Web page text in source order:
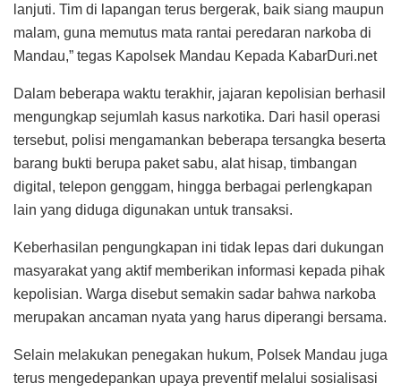
lanjuti. Tim di lapangan terus bergerak, baik siang maupun
malam, guna memutus mata rantai peredaran narkoba di
Mandau,” tegas Kapolsek Mandau Kepada KabarDuri.net
Dalam beberapa waktu terakhir, jajaran kepolisian berhasil
mengungkap sejumlah kasus narkotika. Dari hasil operasi
tersebut, polisi mengamankan beberapa tersangka beserta
barang bukti berupa paket sabu, alat hisap, timbangan
digital, telepon genggam, hingga berbagai perlengkapan
lain yang diduga digunakan untuk transaksi.
Keberhasilan pengungkapan ini tidak lepas dari dukungan
masyarakat yang aktif memberikan informasi kepada pihak
kepolisian. Warga disebut semakin sadar bahwa narkoba
merupakan ancaman nyata yang harus diperangi bersama.
Selain melakukan penegakan hukum, Polsek Mandau juga
terus mengedepankan upaya preventif melalui sosialisasi